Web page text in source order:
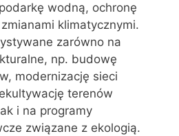
wodną, ochronę
klimatycznymi.
zarówno na
np. budowę
modernizację sieci
terenów
i na programy
związane z ekologią.